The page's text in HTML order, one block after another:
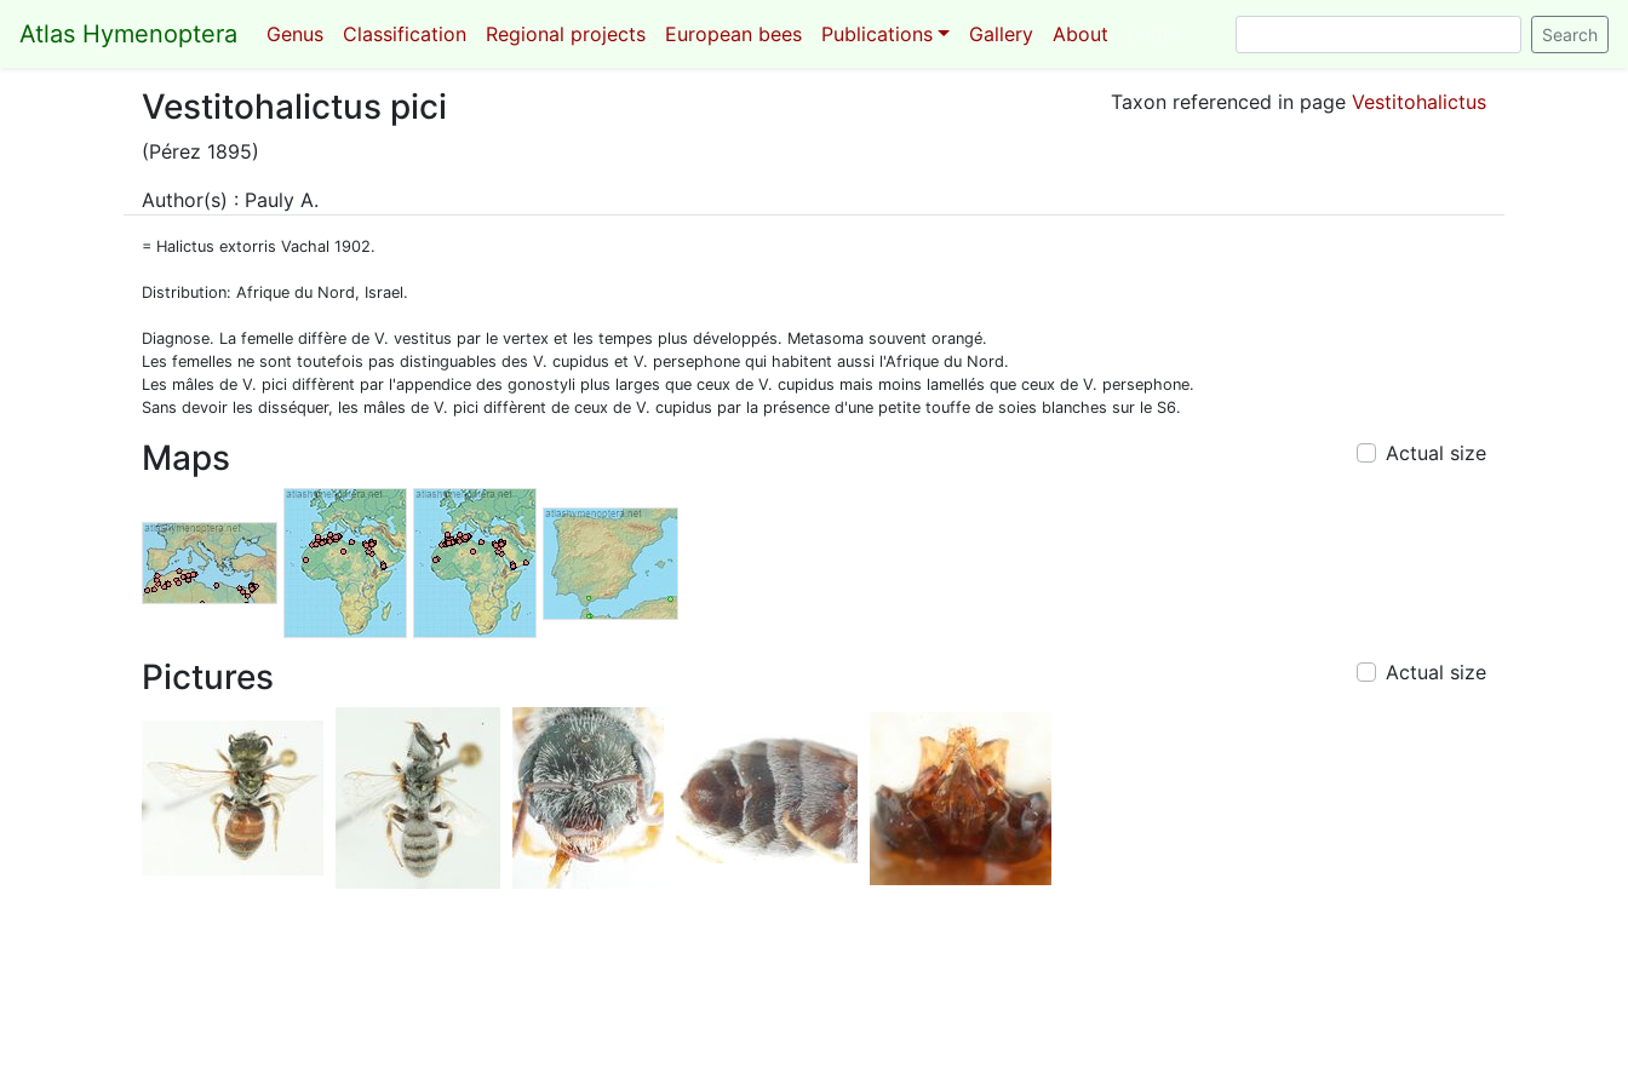
Atlas Hymenoptera Genus Classification Regional projects European bees Publications Gallery About
Vestitohalictus pici
(Pérez 1895)
Taxon referenced in page Vestitohalictus
Author(s) : Pauly A.
= Halictus extorris Vachal 1902.
Distribution: Afrique du Nord, Israel.
Diagnose. La femelle diffère de V. vestitus par le vertex et les tempes plus développés. Metasoma souvent orangé.
Les femelles ne sont toutefois pas distinguables des V. cupidus et V. persephone qui habitent aussi l'Afrique du Nord.
Les mâles de V. pici diffèrent par l'appendice des gonostyli plus larges que ceux de V. cupidus mais moins lamellés que ceux de V. persephone.
Sans devoir les disséquer, les mâles de V. pici diffèrent de ceux de V. cupidus par la présence d'une petite touffe de soies blanches sur le S6.
Maps Actual size
Pictures Actual size